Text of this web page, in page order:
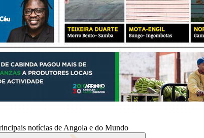
notícias de Angola e do Mundo